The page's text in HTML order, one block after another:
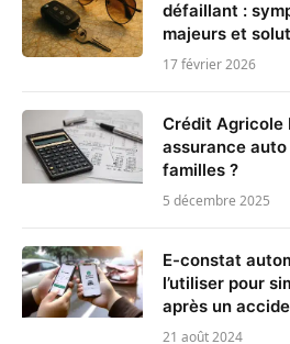
défaillant :
majeurs et
17 février 2026
Crédit Agricole
assurance
familles ?
5 décembre 2025
E-constat
l’utiliser pour
après un
21 août 2024